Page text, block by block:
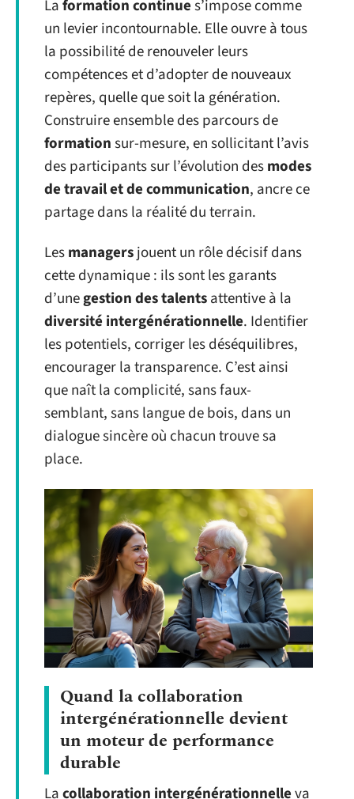
Laformation continues’impose comme
un levier incontournable. Elle ouvre à tous
la possibilité de renouveler leurs
compétences et d’adopter de nouveaux
repères, quelle que soit la génération.
Construire ensemble des parcours de
formationsur-mesure, en sollicitant l’avis
des participants sur l’évolution desmodes
de travail et de communication, ancre ce
partage dans la réalité du terrain.
Lesmanagersjouent un rôle décisif dans
cette dynamique : ils sont les garants
d’unegestion des talentsattentive à la
diversité intergénérationnelle. Identifier
les potentiels, corriger les déséquilibres,
encourager la transparence. C’est ainsi
que naît la complicité, sans faux-
semblant, sans langue de bois, dans un
dialogue sincère où chacun trouve sa
place.
Quand la collaboration
intergénérationnelle devient
un moteur de performance
durable
Lacollaboration intergénérationnelleva